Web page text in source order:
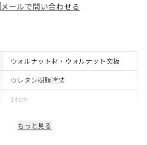
メールで問い合わせる
ウォルナット材・ウォルナット突板
ウレタン樹脂塗装
14cm
もっと見る